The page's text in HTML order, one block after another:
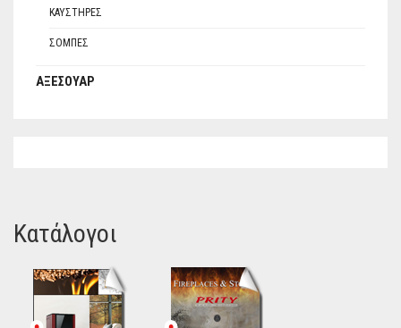
ΚΑΥΣΤΉΡΕΣ
ΣΌΜΠΕΣ
ΑΞΕΣΟΥΆΡ
Κατάλογοι